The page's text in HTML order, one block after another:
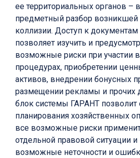
ее территориальных органов –
предметный разбор возникшей
коллизии. Доступ к
позволяет изучить и
возможные риски при участии
процедурах, приобретении
активов, внедрении бонусных
размещении рекламы и прочих
блок системы ГАРАНТ позволит
планирования хозяйственных
все возможные риски
отдельной правовой ситуации
возможные неточности и